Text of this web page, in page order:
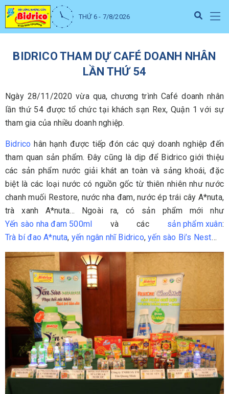
THỨ 6 - 7/8/2026
BIDRICO THAM DỰ CAFÉ DOANH NHÂN
LẦN THỨ 54
Ngày 28/11/2020 vừa qua, chương trình Café doanh nhân
lần thứ 54 được tổ chức tại khách sạn Rex, Quận 1 với sự
tham gia của nhiều doanh nghiệp.
Bidrico hân hạnh được tiếp đón các quý doanh nghiệp đến
tham quan sản phẩm. Đây cũng là dịp để Bidrico giới thiệu
các sản phẩm nước giải khát an toàn và sảng khoái, đặc
biệt là các loại nước có nguồn gốc từ thiên nhiên như nước
chanh muối Restore, nước nha đam, nước ép trái cây A*nuta,
trà xanh A*nuta… Ngoài ra, có sản phẩm mới như
Yến sào nha đam 500ml và các sản phẩm xuân:
Trà bí đao A*nuta, yến ngân nhĩ Bidrico,yến sào Bi’s Nest…